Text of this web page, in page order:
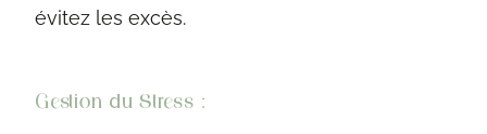
évitez les excès.
Gestion du Stress :